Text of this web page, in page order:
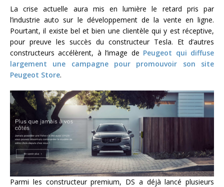
La crise actuelle aura mis en lumière le retard pris par
l’industrie auto sur le développement de la vente en ligne.
Pourtant, il existe bel et bien une clientèle qui y est réceptive,
pour preuve les succès du constructeur Tesla. Et d’autres
constructeurs accélèrent, à l’image de Peugeot qui diffuse
largement une campagne pour promouvoir son site
Peugeot Store.
Parmi les constructeur premium, DS a déjà lancé plusieurs